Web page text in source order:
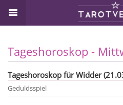
Tageshoroskop -
Tageshoroskop für Widder
Geduldsspiel